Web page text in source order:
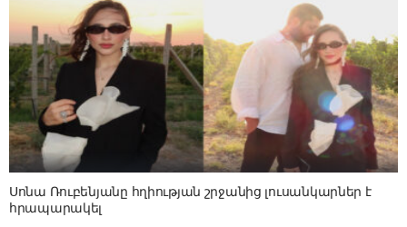
Սոնա Ռուբենյանը հղիության շրջանից լուսանկարներ է
հրապարակել